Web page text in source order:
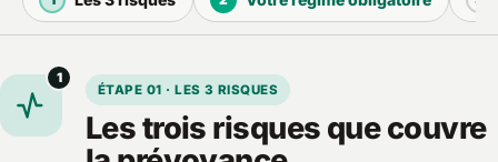
1
ÉTAPE 01 · LES 3 RISQUES
Les trois risques que couvre